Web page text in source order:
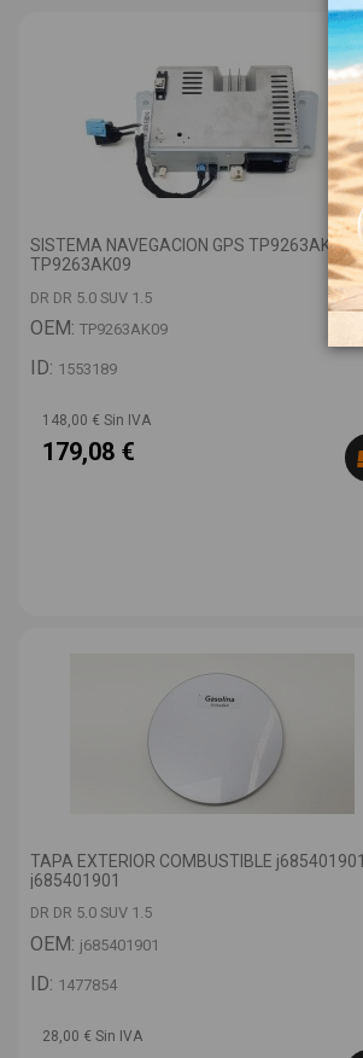
SISTEMA NAVEGACION GPS TP9263AK09
TP9263AK09
DR DR 5.0 SUV 1.5
OEM: TP9263AK09
ID: 1553189
148,00 € Sin IVA
179,08 €
TAPA EXTERIOR COMBUSTIBLE j685401901
j685401901
DR DR 5.0 SUV 1.5
OEM: j685401901
ID: 1477854
28,00 € Sin IVA